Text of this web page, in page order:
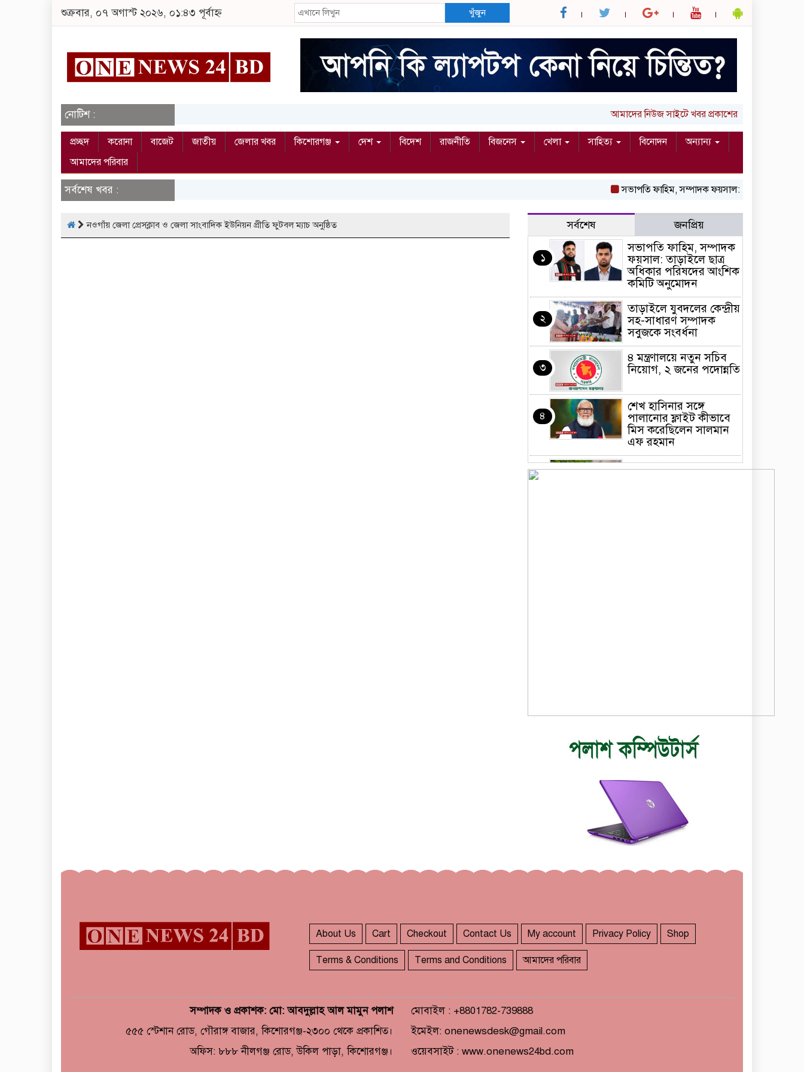
শুক্রবার, ০৭ অগাস্ট ২০২৬, ০১:৪৩ পূর্বাহ্ন খুঁজুন
নোটিশ : আমাদের নিউজ সাইটে খবর প্রকাশের জন্য আপনার
প্রচ্ছদ করোনা বাজেট জাতীয় জেলার খবর কিশোরগঞ্জ দেশ বিদেশ রাজনীতি বিজনেস খেলা সাহিত্য বিনোদন
অন্যান্য
আমাদের পরিবার
সর্বশেষ খবর : সভাপতি ফাহিম, সম্পাদক ফয়সাল: তাড়াইলে ছাত্র
নওগাঁয় জেলা প্রেসক্লাব ও জেলা সাংবাদিক ইউনিয়ন প্রীতি ফুটবল ম্যাচ অনুষ্ঠিত সর্বশেষ জনপ্রিয়
১
সভাপতি ফাহিম, সম্পাদক
ফয়সাল: তাড়াইলে ছাত্র
অধিকার পরিষদের আংশিক
কমিটি অনুমোদন
২
তাড়াইলে যুবদলের কেন্দ্রীয়
সহ-সাধারণ সম্পাদক
সবুজকে সংবর্ধনা
৩
৪ মন্ত্রণালয়ে নতুন সচিব
নিয়োগ, ২ জনের পদোন্নতি
৪
শেখ হাসিনার সঙ্গে
পালানোর ফ্লাইট কীভাবে
মিস করেছিলেন সালমান
এফ রহমান
ভাত রান্নার সময় নরম হয়ে
About Us Cart Checkout Contact Us My account Privacy Policy Shop
Terms & Conditions Terms and Conditions আমাদের পরিবার
সম্পাদক ও প্রকাশক: মো: আবদুল্লাহ আল মামুন পলাশ
৫৫৫ স্টেশান রোড, গৌরাঙ্গ বাজার, কিশোরগঞ্জ-২৩০০ থেকে প্রকাশিত।
অফিস: ৮৮৮ নীলগঞ্জ রোড, উকিল পাড়া, কিশোরগঞ্জ।
মোবাইল : +8801782-739888
ইমেইল: onenewsdesk@gmail.com
ওয়েবসাইট : www.onenews24bd.com